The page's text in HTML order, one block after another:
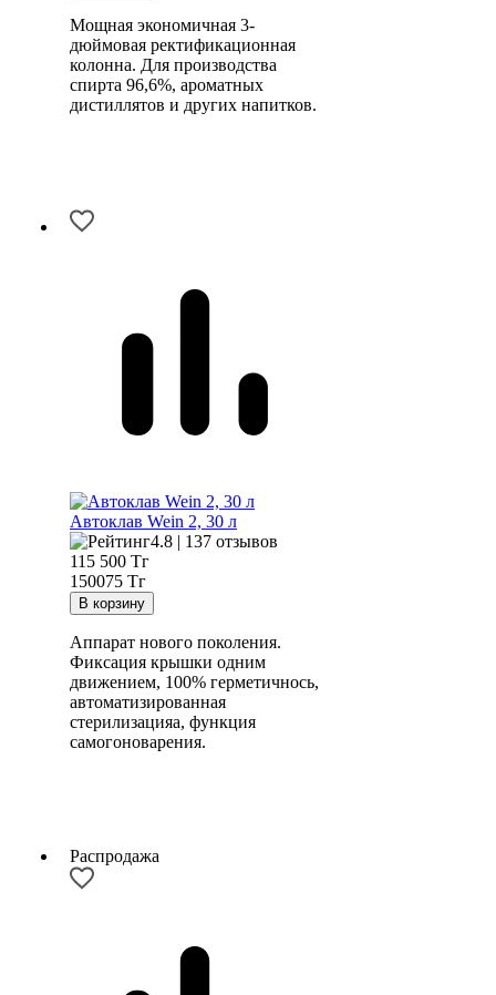
Мощная экономичная 3-
дюймовая ректификационная
колонна. Для производства
спирта 96,6%, ароматных
дистиллятов и других напитков.
Автоклав Wein 2, 30 л
4.8 | 137 отзывов
115 500 Тг
150075 Тг
Аппарат нового поколения.
Фиксация крышки одним
движением, 100% герметичнось,
автоматизированная
стерилизацияа, функция
самогоноварения.
Распродажа